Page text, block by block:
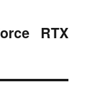
RTX